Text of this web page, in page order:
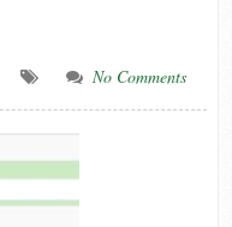
No Comments